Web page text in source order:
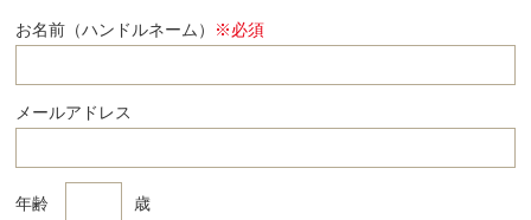
お名前（ハンドルネーム） ※必須
メールアドレス
年齢 歳